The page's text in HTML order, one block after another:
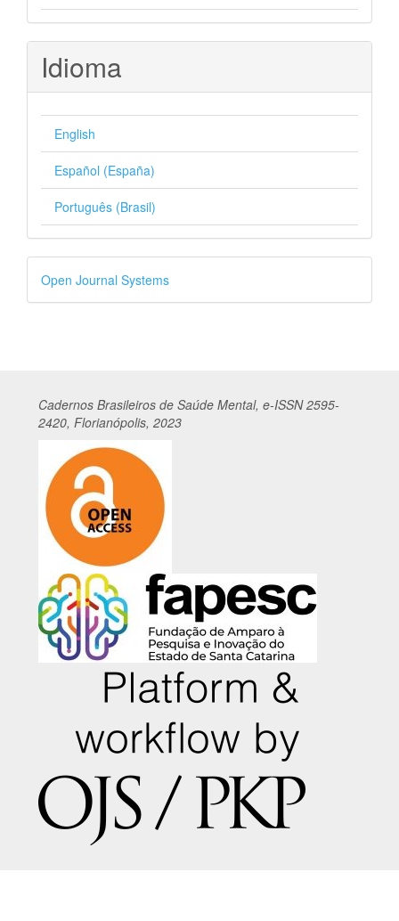
Idioma
English
Español (España)
Português (Brasil)
Desenvolvido
por
Open Journal Systems
Cadernos Brasileiros de Saúde Mental, e-ISSN 2595-
2420, Florianópolis, 2023